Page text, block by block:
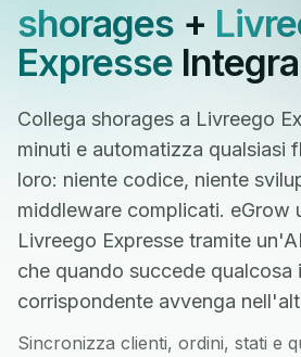
shorages+
Expresse
Collega shorages a Livreego
minuti e automatizza qualsiasi
loro: niente codice, niente
middleware complicati. eGrow
Livreego Expresse tramite
che quando succede qualcosa
corrispondente avvenga
Sincronizza clienti, ordini, stati e